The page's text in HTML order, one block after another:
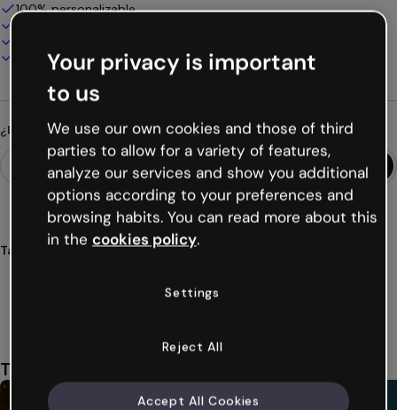
100% personalizable
Descarga en PDF, MP4 y otros formatos
¿Buscas algo diferente?
Tags
También te puede gustar
Your privacy is important
to us
We use our own cookies and those of third
parties to allow for a variety of features,
analyze our services and show you additional
options according to your preferences and
browsing habits. You can read more about this
in the cookies policy.
Settings
Reject All
Accept All Cookies